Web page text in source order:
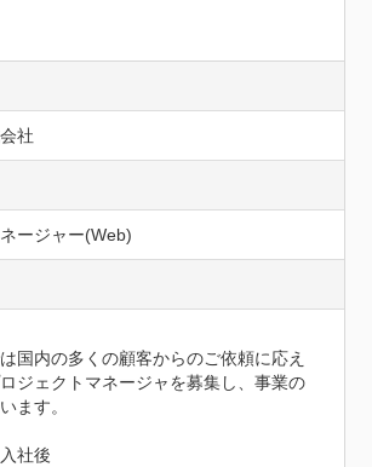
社
ージャー(Web)
国内の多くの顧客からのご依頼に応え
ジェクトマネージャを募集し、事業の
ます。
社後